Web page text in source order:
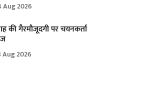
Aug 2026
की गैरमौजूदगी पर चयनकर्ता
Aug 2026